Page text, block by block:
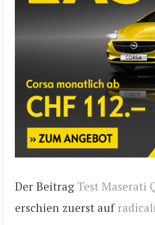
Der Beitrag Test Maserati
erschien zuerst auf